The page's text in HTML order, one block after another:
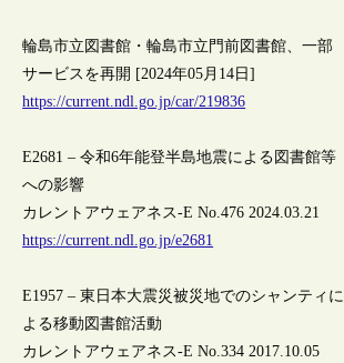
輪島市立図書館・輪島市立門前図書館、一部
サービスを再開 [2024年05月14日]
https://current.ndl.go.jp/car/219836
E2681 – 令和6年能登半島地震による図書館等
への影響
カレントアウェアネス-E No.476 2024.03.21
https://current.ndl.go.jp/e2681
E1957 – 東日本大震災被災地でのシャンティに
よる移動図書館活動
カレントアウェアネス-E No.334 2017.10.05